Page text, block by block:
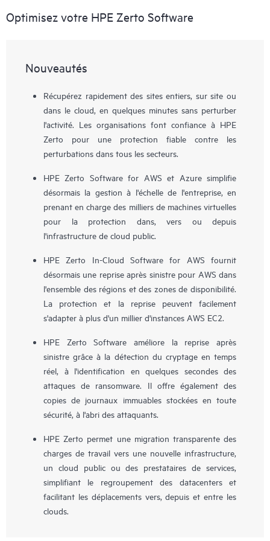
Optimisez votre HPE Zerto Software
Nouveautés
Récupérez rapidement des sites entiers, sur site ou
dans le cloud, en quelques minutes sans perturber
l'activité. Les organisations font confiance à HPE
Zerto pour une protection fiable contre les
perturbations dans tous les secteurs.
HPE Zerto Software for AWS et Azure simplifie
désormais la gestion à l'échelle de l'entreprise, en
prenant en charge des milliers de machines virtuelles
pour la protection dans, vers ou depuis
l'infrastructure de cloud public.
HPE Zerto In-Cloud Software for AWS fournit
désormais une reprise après sinistre pour AWS dans
l'ensemble des régions et des zones de disponibilité.
La protection et la reprise peuvent facilement
s'adapter à plus d'un millier d'instances AWS EC2.
HPE Zerto Software améliore la reprise après
sinistre grâce à la détection du cryptage en temps
réel, à l'identification en quelques secondes des
attaques de ransomware. Il offre également des
copies de journaux immuables stockées en toute
sécurité, à l'abri des attaquants.
HPE Zerto permet une migration transparente des
charges de travail vers une nouvelle infrastructure,
un cloud public ou des prestataires de services,
simplifiant le regroupement des datacenters et
facilitant les déplacements vers, depuis et entre les
clouds.